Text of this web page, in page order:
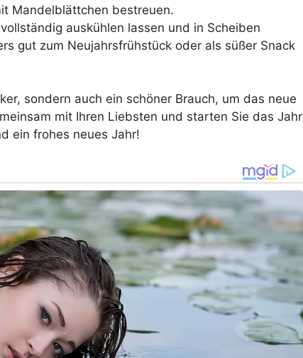
Mandelblättchen bestreuen.
auskühlen lassen und in Scheiben
gut zum Neujahrsfrühstück oder als süßer Snack
sondern auch ein schöner Brauch, um das neue
mit Ihren Liebsten und starten Sie das Jahr
ein frohes neues Jahr!